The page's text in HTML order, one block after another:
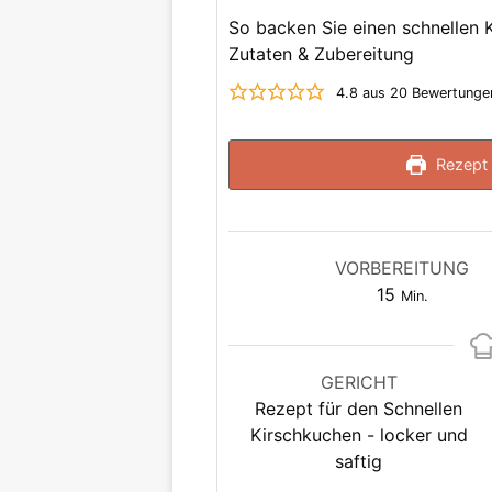
So backen Sie einen
Zutaten & Zubereitung
4.8 aus 20
VORBEREITUNG
15Minuten
Min.
GERICHT
Rezept für den Schnellen
Kirschkuchen - locker und
saftig